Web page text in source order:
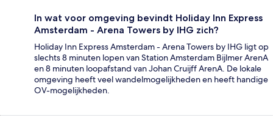
In wat voor omgeving bevindt Holiday Inn Express
Amsterdam - Arena Towers by IHG zich?
Holiday Inn Express Amsterdam - Arena Towers by IHG ligt op
slechts 8 minuten lopen van Station Amsterdam Bijlmer ArenA
en 8 minuten loopafstand van Johan Cruijff ArenA. De lokale
omgeving heeft veel wandelmogelijkheden en heeft handige
OV-mogelijkheden.